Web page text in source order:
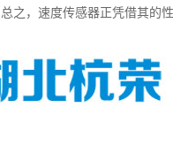
之，速度传感器正凭借其的